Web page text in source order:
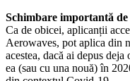
Schimbare importantă
Ca de obicei, aplicanții
Aerowaves, pot aplica din
acestea, dacă ai depus
ea (sau cu una nouă) în